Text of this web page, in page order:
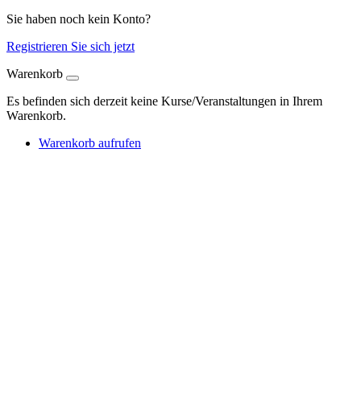
Sie haben noch kein Konto?
Registrieren Sie sich jetzt
Warenkorb
Es befinden sich derzeit keine Kurse/Veranstaltungen in Ihrem
Warenkorb.
Warenkorb aufrufen